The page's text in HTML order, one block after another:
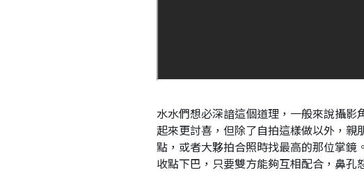
水水們想必深諳這個道理，一般來說攝影
起來更討喜，但除了自拍這樣做以外，親
點，或者大夥拍合照時找最高的那位掌鏡
收點下巴，只要雙方能夠互相配合，鼻孔